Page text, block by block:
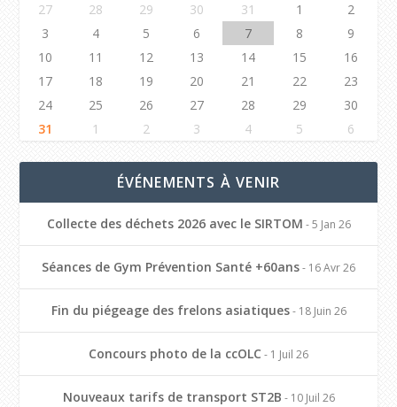
27
28 29 30 31 1
2
3
4 5 6 7 8
9
10
11 12 13 14 15
16
17
18 19 20 21 22
23
24
25 26 27 28 29
30
31
1 2 3 4 5 6
ÉVÉNEMENTS À VENIR
Collecte des déchets 2026 avec le SIRTOM - 5 Jan 26
Séances de Gym Prévention Santé +60ans- 16 Avr 26
Fin du piégeage des frelons asiatiques- 18 Juin 26
Concours photo de la ccOLC - 1 Juil 26
Nouveaux tarifs de transport ST2B - 10 Juil 26